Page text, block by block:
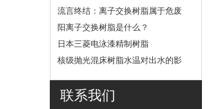
流言终结：离子交换树脂属于危废
吗
阳离子交换树脂是什么？
日本三菱电泳漆精制树脂
核级抛光混床树脂水温对出水的影
联系我们